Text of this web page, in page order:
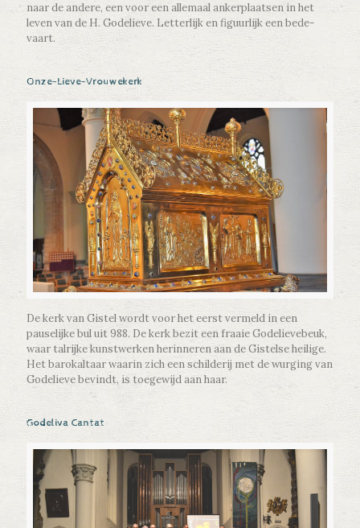
naar de andere, een voor een allemaal ankerplaatsen in het
leven van de H. Godelieve. Letterlijk en figuurlijk een bede-
vaart.
Onze-Lieve-Vrouwekerk
De kerk van Gistel wordt voor het eerst vermeld in een
pauselijke bul uit 988. De kerk bezit een fraaie Godelievebeuk,
waar talrijke kunstwerken herinneren aan de Gistelse heilige.
Het barokaltaar waarin zich een schilderij met de wurging van
Godelieve bevindt, is toegewijd aan haar.
Godeliva Cantat